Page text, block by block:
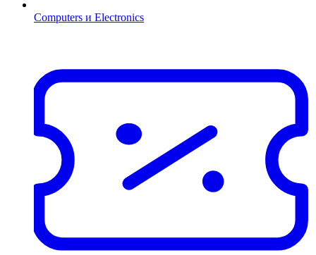
Computers и Electronics